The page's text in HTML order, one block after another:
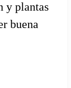
y plantas
buena